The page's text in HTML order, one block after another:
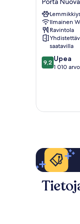
Esperienze
|
Preferred
Hotels
and
Resorts
Porta
Nuova
Ilmainen
Ravintola
saatavilla
9.2
kautta
9,2 Upea
1 010